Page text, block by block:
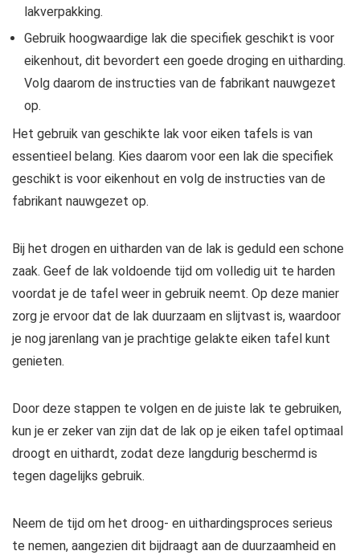
lakverpakking.
Gebruik hoogwaardige lak die specifiek geschikt is voor
eikenhout, dit bevordert een goede droging en uitharding.
Volg daarom de instructies van de fabrikant nauwgezet
op.
Het gebruik van geschikte lak voor eiken tafels is van
essentieel belang. Kies daarom voor een lak die specifiek
geschikt is voor eikenhout en volg de instructies van de
fabrikant nauwgezet op.
Bij het drogen en uitharden van de lak is geduld een schone
zaak. Geef de lak voldoende tijd om volledig uit te harden
voordat je de tafel weer in gebruik neemt. Op deze manier
zorg je ervoor dat de lak duurzaam en slijtvast is, waardoor
je nog jarenlang van je prachtige gelakte eiken tafel kunt
genieten.
Door deze stappen te volgen en de juiste lak te gebruiken,
kun je er zeker van zijn dat de lak op je eiken tafel optimaal
droogt en uithardt, zodat deze langdurig beschermd is
tegen dagelijks gebruik.
Neem de tijd om het droog- en uithardingsproces serieus
te nemen, aangezien dit bijdraagt aan de duurzaamheid en